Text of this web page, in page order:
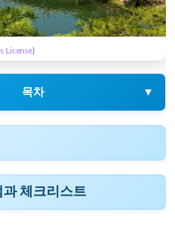
License)
목차 ▼
체크리스트
체크리스트